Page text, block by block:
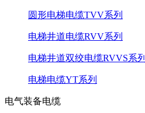
圆形电梯电缆TVV系列
电梯井道电缆RVV系列
电梯井道双绞电缆RVVS系列
电梯电缆YT系列
电气装备电缆